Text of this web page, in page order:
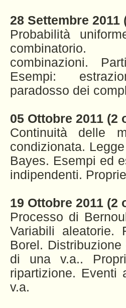
28 Settembre 2011
Probabilità
combinatorio.
combinazioni.
Esempi:
paradosso dei
05 Ottobre 2011 (2
Continuità delle
condizionata.
Bayes. Esempi ed
indipendenti.
19 Ottobre 2011 (2
Processo di
Variabili aleatorie.
Borel.
di una v.a..
ripartizione. Eventi
v.a.